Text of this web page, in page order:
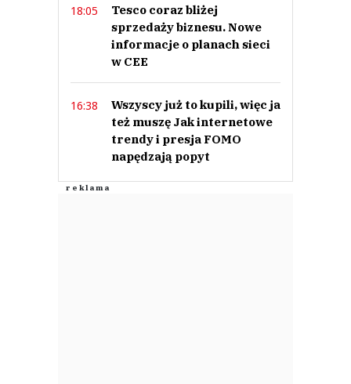
18:05
Tesco coraz bliżej
sprzedaży biznesu. Nowe
informacje o planach sieci
w CEE
16:38
Wszyscy już to kupili, więc ja
też muszę Jak internetowe
trendy i presja FOMO
napędzają popyt